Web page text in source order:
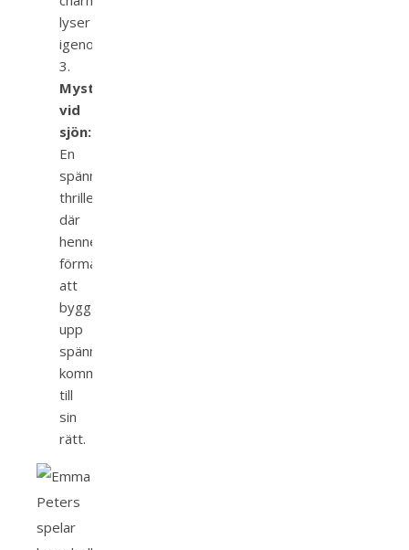
lyser
igenom.
Mysteriet
vid
sjön:
En
spännande
thriller
där
hennes
förmåga
att
bygga
upp
spänning
kommer
till
sin
rätt.